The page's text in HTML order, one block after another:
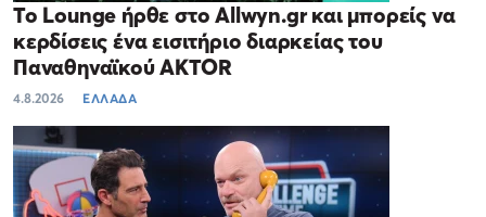
Το Lounge ήρθε στο Allwyn.gr και μπορείς να
κερδίσεις ένα εισιτήριο διαρκείας του
Παναθηναϊκού AKTOR
4.8.2026 ΕΛΛΑΔΑ